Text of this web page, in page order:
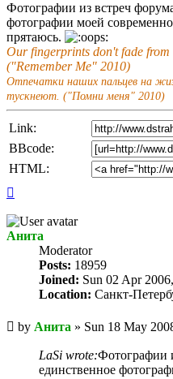
Фотографии из встреч
фотографии моей
прятаюсь.
Our fingerprints don't fade from
("Remember Me" 2010)
Отпечатки наших пальцев на
тускнеют. ("Помни меня" 2010)
Link:
BBcode:
HTML:
Анита
Мoderator
Posts: 18959
Joined: Sun 02 Apr
Location: Санкт-
Unread
post
by Анита » Sun 18 May
LaSi wrote:Фотографии
единственное